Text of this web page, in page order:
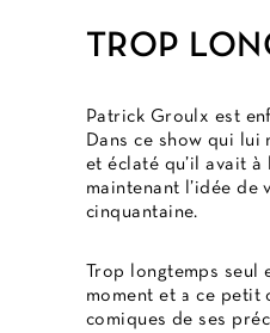
TROP
Patrick Groulx est
Dans ce show qui lui
et éclaté qu’il avait
maintenant l’idée de
cinquantaine.
Trop longtemps seul
moment et a ce petit
comiques de ses